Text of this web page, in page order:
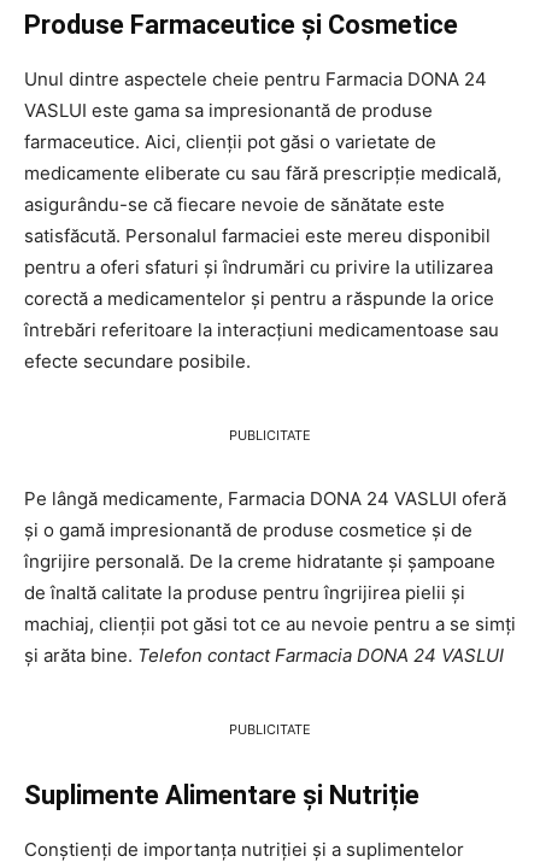
Produse Farmaceutice și Cosmetice
Unul dintre aspectele cheie pentru Farmacia DONA 24
VASLUI este gama sa impresionantă de produse
farmaceutice. Aici, clienții pot găsi o varietate de
medicamente eliberate cu sau fără prescripție medicală,
asigurându-se că fiecare nevoie de sănătate este
satisfăcută. Personalul farmaciei este mereu disponibil
pentru a oferi sfaturi și îndrumări cu privire la utilizarea
corectă a medicamentelor și pentru a răspunde la orice
întrebări referitoare la interacțiuni medicamentoase sau
efecte secundare posibile.
PUBLICITATE
Pe lângă medicamente, Farmacia DONA 24 VASLUI oferă
și o gamă impresionantă de produse cosmetice și de
îngrijire personală. De la creme hidratante și șampoane
de înaltă calitate la produse pentru îngrijirea pielii și
machiaj, clienții pot găsi tot ce au nevoie pentru a se simți
și arăta bine. Telefon contact Farmacia DONA 24 VASLUI
PUBLICITATE
Suplimente Alimentare și Nutriție
Conștienți de importanța nutriției și a suplimentelor